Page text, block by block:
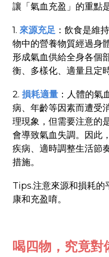
讓「氣血充盈」的重點
1. 來源充足 ：飲食是維
物中的營養物質經過身
形成氣血供給全身各個
衡、多樣化、適量且定
2. 損耗適量 ：人體的氣
病、年齡等因素而遭受
理現象，但需要注意的
會導致氣血失調。因此
疾病、適時調整生活節
措施。
Tips.注意來源和損耗的
康和充盈唷。
喝四物，究竟對